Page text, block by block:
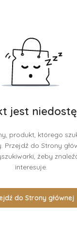
jest
produkt, którego
Przejdź do Strony
żeby
interesuje.
do Strony głównej